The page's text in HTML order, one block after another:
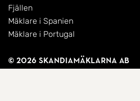
Fjällen
Mäklare i Spanien
Mäklare i Portugal
© 2026 SkandiaMäklarna AB